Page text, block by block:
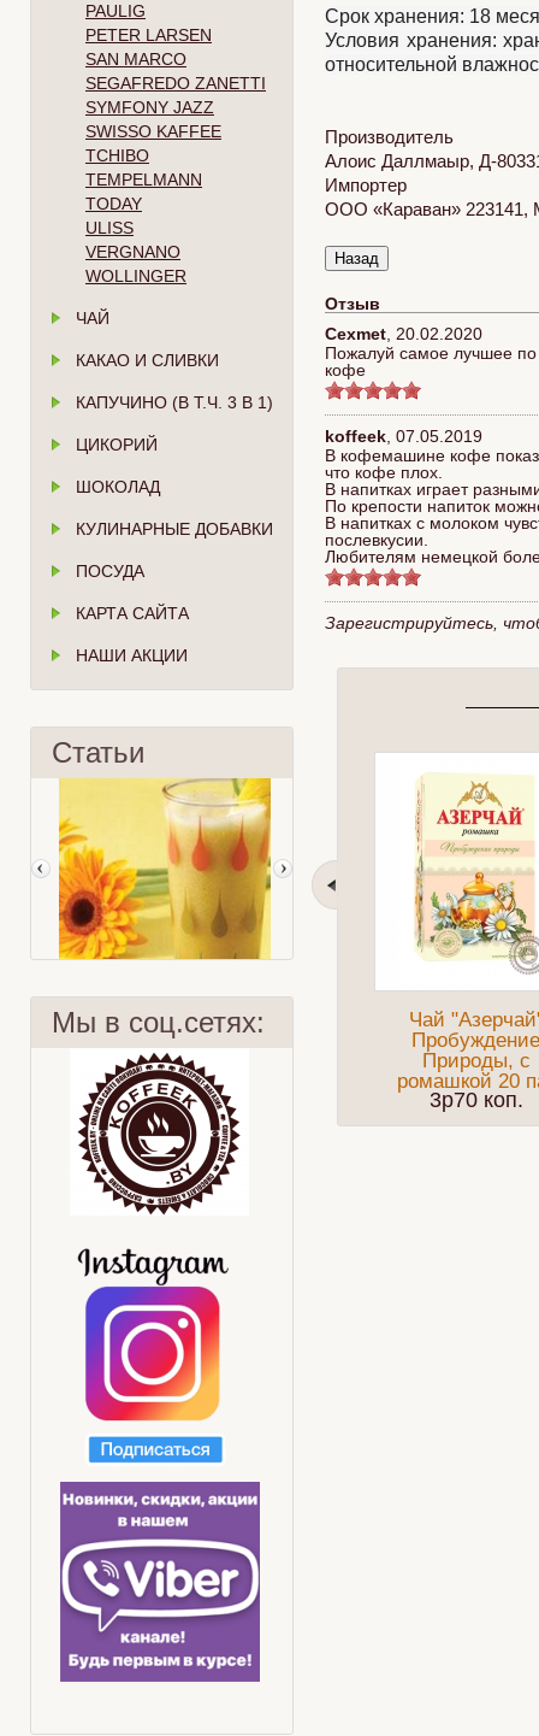
PAULIG
PETER LARSEN
SAN MARCO
SEGAFREDO ZANETTI
SYMFONY JAZZ
SWISSO KAFFEE
TCHIBO
TEMPELMANN
TODAY
ULISS
VERGNANO
WOLLINGER
ЧАЙ
КАКАО И СЛИВКИ
КАПУЧИНО (В Т.Ч. 3 В 1)
ЦИКОРИЙ
ШОКОЛАД
КУЛИНАРНЫЕ ДОБАВКИ
ПОСУДА
КАРТА САЙТА
НАШИ АКЦИИ
Статьи
Охлажденный тропический чай Чаша мира
Мы в соц.сетях:
Срок хранения: 18
Условия хранения:
относительной
Производитель
Алоис Даллмаыр, Д-
Импортер
ООО «Караван» 223141,
Отзыв
Cexmet 20.02.2020
Пожалуй самое лучшее по
кофе
koffeek 07.05.2019
В кофемашине кофе
что кофе плох.
В напитках играет
По крепости напиток
В напитках с молоком
послевкусии.
Любителям немецкой
Зарегистрируйтесь,
Чай
Природы, с
ромашкой 20
3p70 коп.